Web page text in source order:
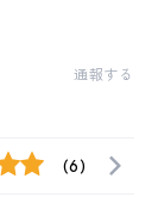
通報する
(6)